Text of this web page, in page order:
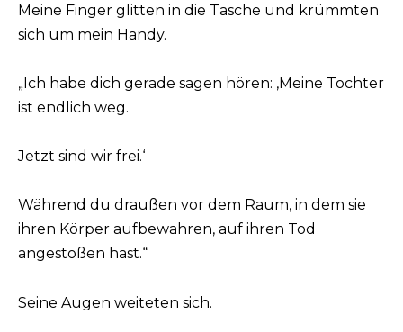
Meine Finger glitten in die Tasche und krümmten
sich um mein Handy.
„Ich habe dich gerade sagen hören: ‚Meine Tochter
ist endlich weg.
Jetzt sind wir frei.‘
Während du draußen vor dem Raum, in dem sie
ihren Körper aufbewahren, auf ihren Tod
angestoßen hast.“
Seine Augen weiteten sich.